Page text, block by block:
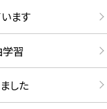
ます
習
した